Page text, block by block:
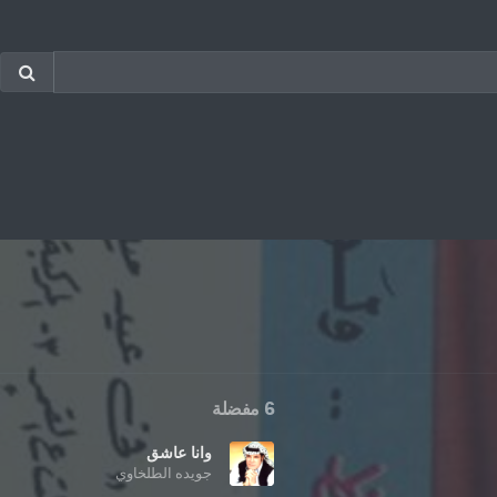
6 مفضلة
وانا عاشق
جويده الطلخاوي